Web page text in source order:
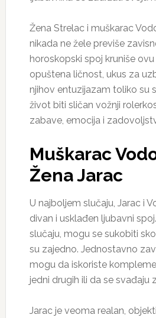
Žena Strelac i muškarac
nikada ne žele previše
horoskopski spoj kruniše
opuštena ličnost, ukus za
njihov entuzijazam toliko su
život biti sličan vožnji
zabave, emocija i
Muškarac
Žena Jarac
U najboljem slučaju, Jarac i
divan i usklađen ljubavni
slučaju, mogu se sukobiti
su zajedno. Jednostavno
mogu da iskoriste
jedni drugih ili da se svađaju
Jarac je veoma realan,